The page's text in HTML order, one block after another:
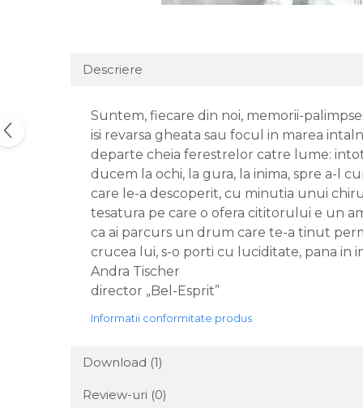
Descriere
Suntem, fiecare din noi, memorii-
isi revarsa gheata sau focul in marea
departe cheia ferestrelor catre lume:
ducem la ochi, la gura, la inima, spre a-l
care le-a descoperit, cu minutia unui
tesatura pe care o ofera cititorului e un
ca ai parcurs un drum care te-a tinut
crucea lui, s-o porti cu luciditate, pana in
Andra Tischer
director „Bel-Esprit”
Informatii conformitate produs
Download (1)
Review-uri (0)